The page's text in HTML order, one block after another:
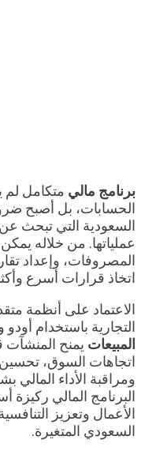
برنامج مالي متكامل لم
الحسابات، بل أصبح
السعودية التي تبحث
عملياتها. من خلاله يمكن
المصروفات، وإعداد
اتخاذ قرارات أسرع
الاعتماد على أنظمة
التجارية باستخدام أودو
المبيعات يمنح
اتجاهات السوق، تحسين
ومراقبة الأداء
البرنامج المالي
الأعمال وتعزيز
السعودي المتغيرة.